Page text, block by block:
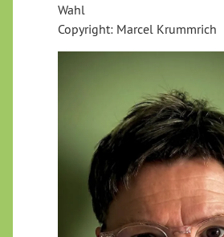
Wahl
Copyright: Marcel Krummrich